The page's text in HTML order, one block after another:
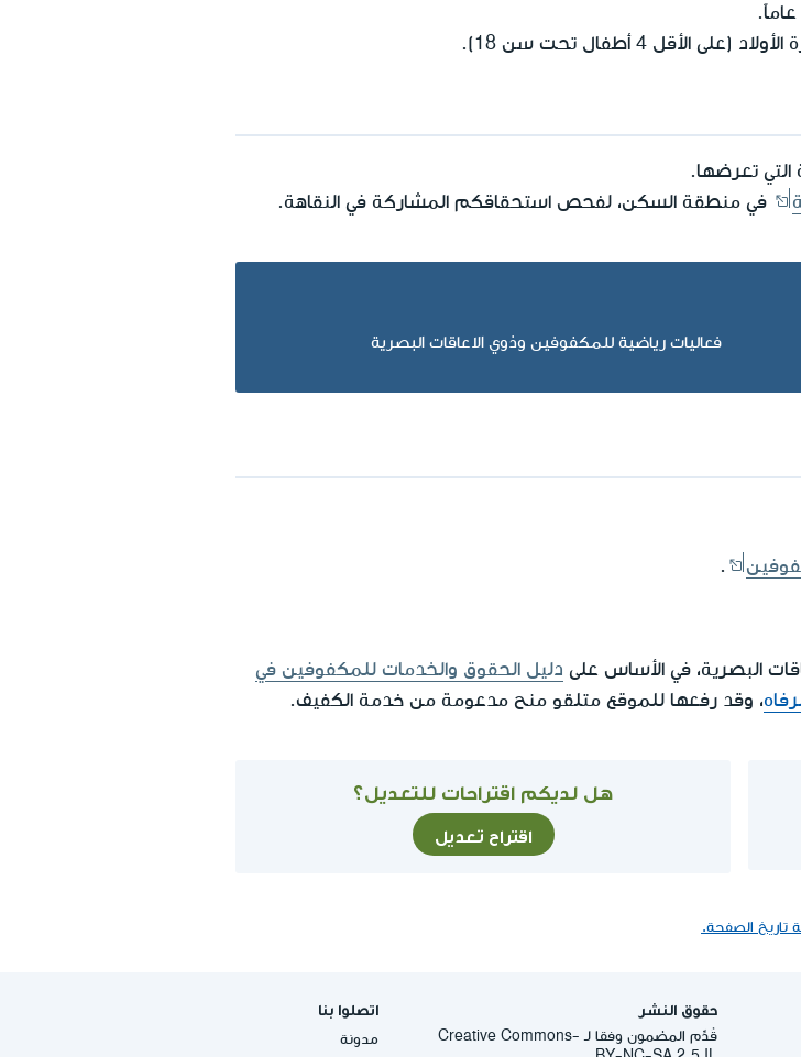
4 أطفال تحت سن 18).
تعرضها.
في منطقة السكن، لفحص استحقاقكم المشاركة في النقاهة.
فعاليات رياضية للمكفوفين وذوي الاعاقات البصرية
.
البصرية، في الأساس على دليل الحقوق والخدمات للمكفوفين في
، وقد رفعها للموقع متلقو منح مدعومة من خدمة الكفيف.
هل لديكم اقتراحات للتعديل؟
اقتراح تعديل
تاريخ الصفحة.
حقوق النشر
قُدِّم المضمون وفقا لـ -Creative Commons
اتصلوا بنا
مدونة